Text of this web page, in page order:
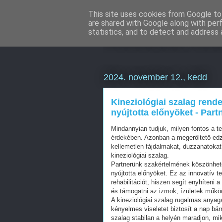
Weboldal
2024. november 12., kedd
Kineziológiai szalag
nyújtotta előnyöket -
Mindannyian tudjuk, milyen fontos a
érdekében. Azonban a megerőltető
kellemetlen fájdalmakat,
kineziológiai szalag.
Partnerünk szakértelmének
nyújtotta előnyöket. Ez az innovatív
rehabilitációt, hiszen segít enyhíteni
és támogatni az izmok, ízületek
A kineziológiai szalag rugalmas
kényelmes viseletet biztosít a nap
szalag stabilan a helyén maradjon,
This site uses cookies from Google
are shared with Google along with
statistics, and to detect and address